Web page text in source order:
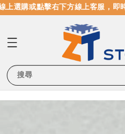
選購或點擊右下方線上客服，即
搜尋